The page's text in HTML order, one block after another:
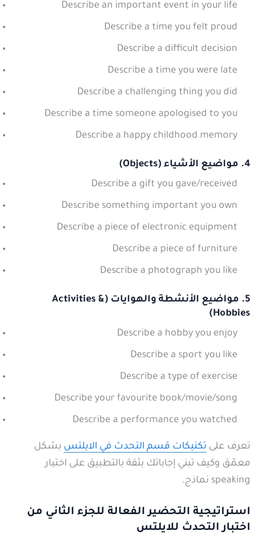
Describe an important event in your life
Describe a time you felt proud
Describe a difficult decision
Describe a time you were late
Describe a challenging thing you did
Describe a time someone apologised to you
Describe a happy childhood memory
4. مواضيع الأشياء (Objects)
Describe a gift you gave/received
Describe something important you own
Describe a piece of electronic equipment
Describe a piece of furniture
Describe a photograph you like
5. مواضيع الأنشطة والهوايات (Activities &
Hobbies)
Describe a hobby you enjoy
Describe a sport you like
Describe a type of exercise
Describe your favourite book/movie/song
Describe a performance you watched
تعرف على تكنيكات قسم التحدث في الايلتس بشكل
معمّق وكيف تبني إجاباتك بثقة بالتطبيق على اختبار
speaking نماذج.
استراتيجية التحضير الفعالة للجزء الثاني من
اختبار التحدث للايلتس